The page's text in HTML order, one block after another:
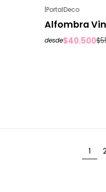
|PortalDeco
Alfombra
desde$40.500
1